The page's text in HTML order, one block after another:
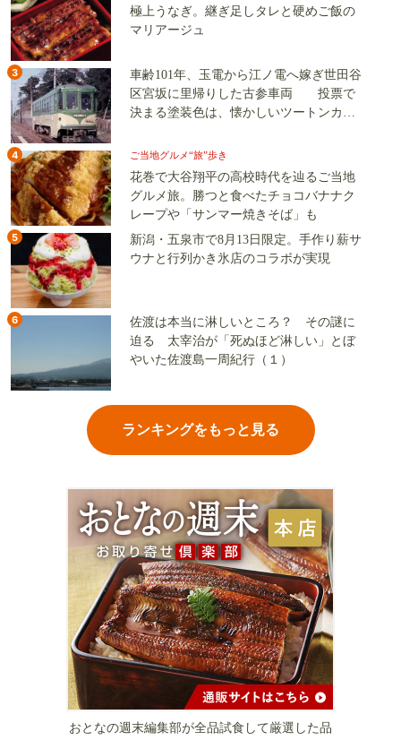
極上うなぎ。継ぎ足しタレと硬めご飯の
マリアージュ
3
車齢101年、玉電から江ノ電へ嫁ぎ世田谷
区宮坂に里帰りした古参車両 投票で
決まる塗装色は、懐かしいツートンカラ
4 ご当地グルメ“旅”歩き
花巻で大谷翔平の高校時代を辿るご当地
グルメ旅。勝つと食べたチョコバナナク
レープや「サンマー焼きそば」も
5
新潟・五泉市で8月13日限定。手作り薪サ
ウナと行列かき氷店のコラボが実現
6
佐渡は本当に淋しいところ？ その謎に
迫る 太宰治が「死ぬほど淋しい」とぼ
やいた佐渡島一周紀行（１）
ランキングをもっと見る
おとなの週末編集部が全品試食して厳選した品